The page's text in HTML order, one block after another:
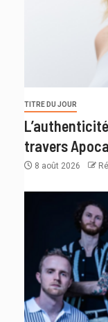
TITRE DU JOUR
travers
8 août 2026